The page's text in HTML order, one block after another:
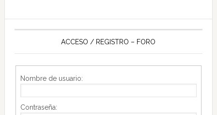
ACCESO / REGISTRO – FORO
Nombre de usuario:
Contraseña: